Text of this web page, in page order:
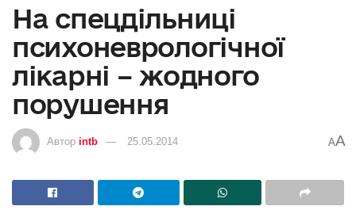
На спецдільниці
психоневрологічної
лікарні – жодного
порушення
Автор intb 25.05.2014 AA